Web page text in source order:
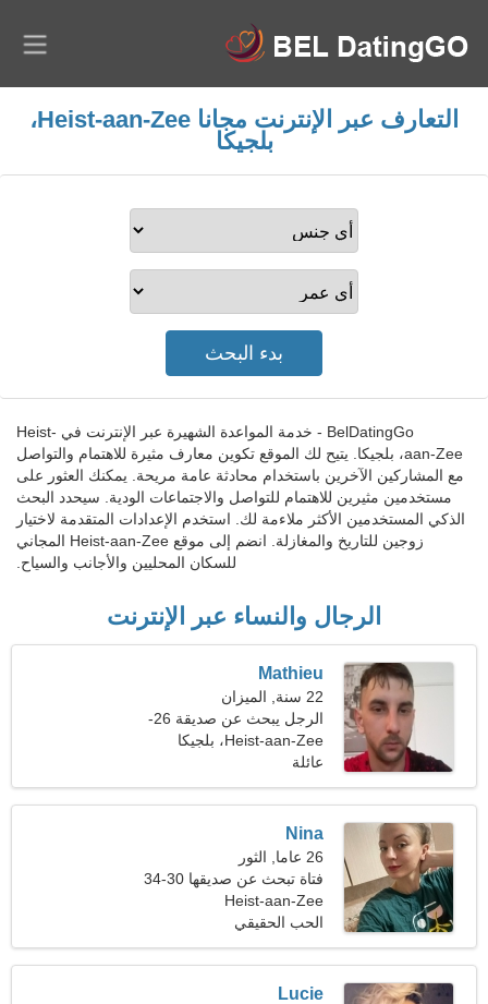
التعارف عبر الإنترنت مجانا Heist-aan-Zee،
بلجيكا
BelDatingGo - خدمة المواعدة الشهيرة عبر الإنترنت في Heist-
aan-Zee، بلجيكا. يتيح لك الموقع تكوين معارف مثيرة للاهتمام والتواصل
مع المشاركين الآخرين باستخدام محادثة عامة مريحة. يمكنك العثور على
مستخدمين مثيرين للاهتمام للتواصل والاجتماعات الودية. سيحدد البحث
الذكي المستخدمين الأكثر ملاءمة لك. استخدم الإعدادات المتقدمة لاختيار
زوجين للتاريخ والمغازلة. انضم إلى موقع Heist-aan-Zee المجاني
للسكان المحليين والأجانب والسياح.
الرجال والنساء عبر الإنترنت
Mathieu
22 سنة, الميزان
الرجل يبحث عن صديقة 26-
30
Heist-aan-Zee، بلجيكا
عائلة
Nina
26 عاما, الثور
فتاة تبحث عن صديقها 30-34
Heist-aan-Zee
الحب الحقيقي
Lucie